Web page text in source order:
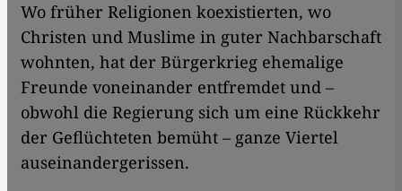
Wo früher Religionen koexistierten, wo
Christen und Muslime in guter Nachbarschaft
wohnten, hat der Bürgerkrieg ehemalige
Freunde voneinander entfremdet und –
obwohl die Regierung sich um eine Rückkehr
der Geflüchteten bemüht – ganze Viertel
auseinandergerissen.